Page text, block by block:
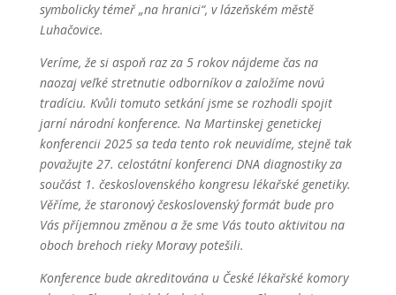
symbolicky témeř „na hranici“, v lázeňském městě
Luhačovice.
Veríme, že si aspoň raz za 5 rokov nájdeme čas na
naozaj veľké stretnutie odborníkov a založíme novú
tradíciu. Kvůli tomuto setkání jsme se rozhodli spojit
jarní národní konference. Na Martinskej genetickej
konferencii 2025 sa teda tento rok neuvidíme, stejně tak
považujte 27. celostátní konferenci DNA diagnostiky za
součást 1. československého kongresu lékařské genetiky.
Věříme, že staronový československý formát bude pro
Vás příjemnou změnou a že sme Vás touto aktivitou na
oboch brehoch rieky Moravy potešili.
Konference bude akreditována u České lékařské komory